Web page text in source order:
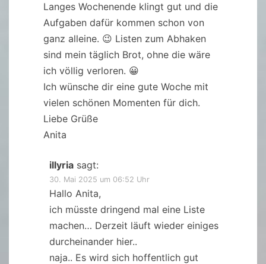
Langes Wochenende klingt gut und die
Aufgaben dafür kommen schon von
ganz alleine. 😉 Listen zum Abhaken
sind mein täglich Brot, ohne die wäre
ich völlig verloren. 😀
Ich wünsche dir eine gute Woche mit
vielen schönen Momenten für dich.
Liebe Grüße
Anita
illyria sagt:
30. Mai 2025 um 06:52 Uhr
Hallo Anita,
ich müsste dringend mal eine Liste
machen… Derzeit läuft wieder einiges
durcheinander hier..
naja.. Es wird sich hoffentlich gut